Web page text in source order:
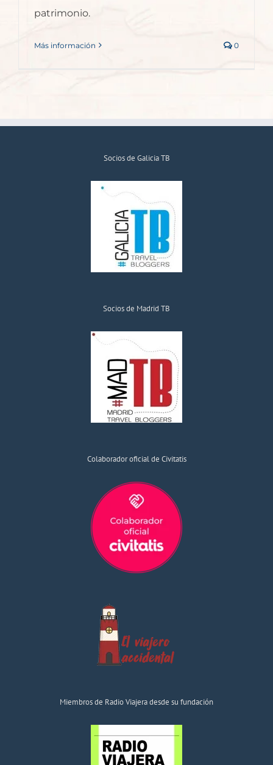
patrimonio.
Más información 0
Socios de Galicia TB
Socios de Madrid TB
Colaborador oficial de Civitatis
Miembros de Radio Viajera desde su fundación